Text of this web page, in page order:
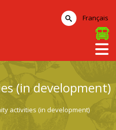
(in development)
activities (in development)
Français